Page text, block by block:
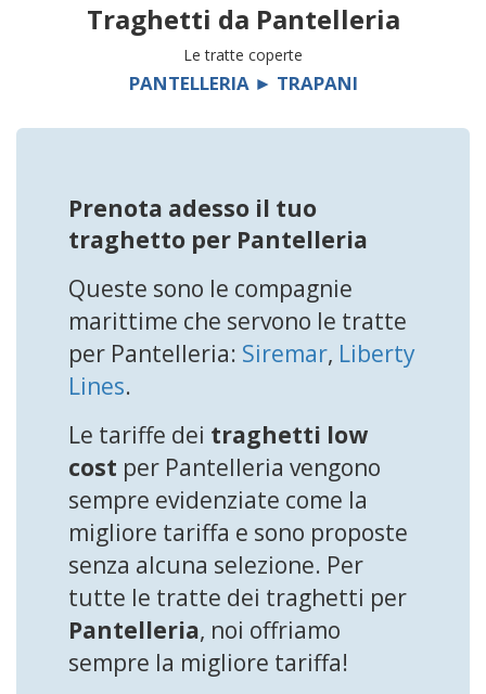
Traghetti da Pantelleria
Le tratte coperte
PANTELLERIA ► TRAPANI
Prenota adesso il tuo
traghetto per Pantelleria
Queste sono le compagnie
marittime che servono le tratte
per Pantelleria: Siremar, Liberty
Lines.
Le tariffe dei traghetti low
cost per Pantelleria vengono
sempre evidenziate come la
migliore tariffa e sono proposte
senza alcuna selezione. Per
tutte le tratte dei traghetti per
Pantelleria, noi offriamo
sempre la migliore tariffa!